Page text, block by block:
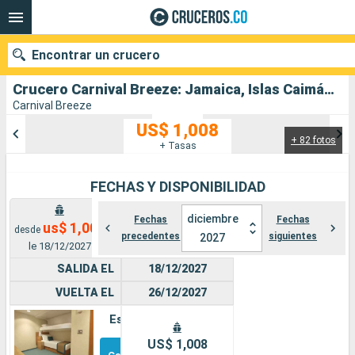
Crucero Carnival Breeze: Jamaica, Islas Caimán, Honduras, Estados Unidos salida desde Galveston
Carnival Breeze
+ 82 fotos
US$ 1,008
+ Tasas
FECHAS Y DISPONIBILIDAD
desde us$ 1,008
le 18/12/2027
Fechas
precedentes
diciembre
2027
Fechas
siguientes
SALIDA EL
VUELTA EL
Estándar
Otros
18/12/2027
26/12/2027
US$ 1,008
Encontrar un crucero
Puertos Compañías
Buscar